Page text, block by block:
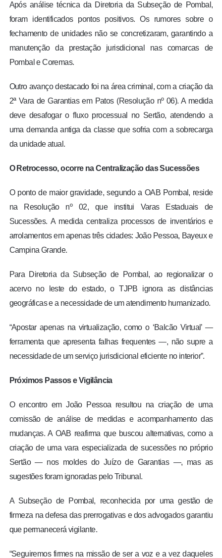
Após análise técnica da Diretoria da Subseção de Pombal,
foram identificados pontos positivos. Os rumores sobre o
fechamento de unidades não se concretizaram, garantindo a
manutenção da prestação jurisdicional nas comarcas de
Pombal e Coremas.
Outro avanço destacado foi na área criminal, com a criação da
2ª Vara de Garantias em Patos (Resolução nº 06). A medida
deve desafogar o fluxo processual no Sertão, atendendo a
uma demanda antiga da classe que sofria com a sobrecarga
da unidade atual.
O Retrocesso, ocorre na Centralização das Sucessões
O ponto de maior gravidade, segundo a OAB Pombal, reside
na Resolução nº 02, que institui Varas Estaduais de
Sucessões. A medida centraliza processos de inventários e
arrolamentos em apenas três cidades: João Pessoa, Bayeux e
Campina Grande.
Para Diretoria da Subseção de Pombal, ao regionalizar o
acervo no leste do estado, o TJPB ignora as distâncias
geográficas e a necessidade de um atendimento humanizado.
“Apostar apenas na virtualização, como o ‘Balcão Virtual’ —
ferramenta que apresenta falhas frequentes —, não supre a
necessidade de um serviço jurisdicional eficiente no interior”.
Próximos Passos e Vigilância
O encontro em João Pessoa resultou na criação de uma
comissão de análise de medidas e acompanhamento das
mudanças. A OAB reafirma que buscou alternativas, como a
criação de uma vara especializada de sucessões no próprio
Sertão — nos moldes do Juízo de Garantias —, mas as
sugestões foram ignoradas pelo Tribunal.
A Subseção de Pombal, reconhecida por uma gestão de
firmeza na defesa das prerrogativas e dos advogados garantiu
que permanecerá vigilante.
“Seguiremos firmes na missão de ser a voz e a vez daqueles